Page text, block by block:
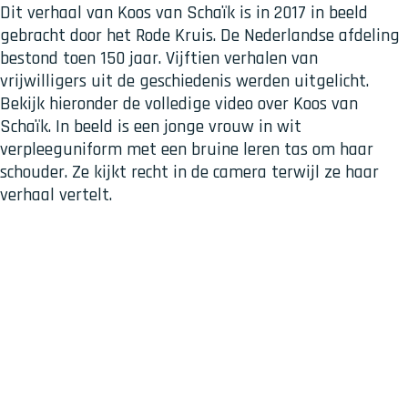
Dit verhaal van Koos van Schaïk is in 2017 in beeld
gebracht door het Rode Kruis. De Nederlandse afdeling
bestond toen 150 jaar. Vijftien verhalen van
vrijwilligers uit de geschiedenis werden uitgelicht.
Bekijk hieronder de volledige video over Koos van
Schaïk. In beeld is een jonge vrouw in wit
verpleeguniform met een bruine leren tas om haar
schouder. Ze kijkt recht in de camera terwijl ze haar
verhaal vertelt.